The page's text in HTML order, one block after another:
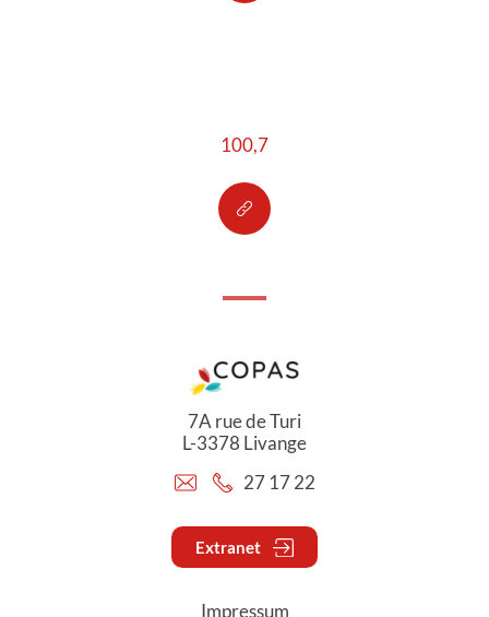
100,7
7A rue de Turi
L-3378 Livange
27 17 22
Extranet
Impressum